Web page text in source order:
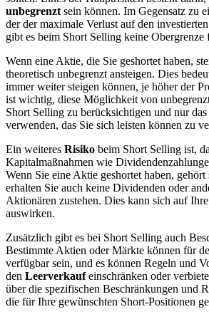
unbegrenztsein können. Im Gegensatz zu
der der maximale Verlust auf den
gibt es beim Short Selling keine Obergrenze
Wenn eine Aktie, die Sie geshortet haben,
theoretisch unbegrenzt ansteigen. Dies
immer weiter steigen können, je höher der
ist wichtig, diese Möglichkeit von
Short Selling zu berücksichtigen und nur
verwenden, das Sie sich leisten können zu
Ein weiteres Risiko beim Short Selling ist,
Kapitalmaßnahmen wie
Wenn Sie eine Aktie geshortet haben,
erhalten Sie auch keine Dividenden oder
Aktionären zustehen. Dies kann sich auf
auswirken.
Zusätzlich gibt es bei Short Selling auch
Bestimmte Aktien oder Märkte können für
verfügbar sein, und es können Regeln und
den Leerverkaufeinschränken oder
über die spezifischen Beschränkungen und
die für Ihre gewünschten Short-Positionen